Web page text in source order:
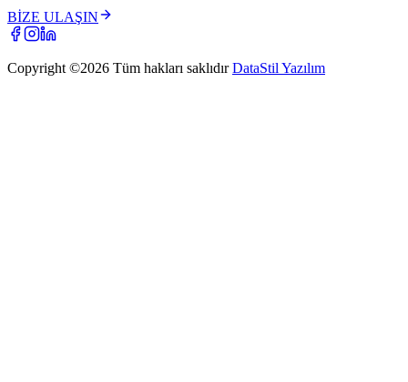
BİZE ULAŞIN
Copyright ©2026 Tüm hakları saklıdır DataStil Yazılım